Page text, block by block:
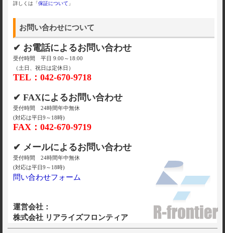
詳しくは「保証について 」
お問い合わせについて
✔ お電話によるお問い合わせ
受付時間 平日 9:00～18:00
（土日、祝日は定休日）
TEL：042-670-9718
✔ FAXによるお問い合わせ
受付時間 24時間年中無休
(対応は平日9～18時)
FAX：042-670-9719
✔ メールによるお問い合わせ
受付時間 24時間年中無休
(対応は平日9～18時)
問い合わせフォーム
運営会社：
株式会社 リアライズフロンティア